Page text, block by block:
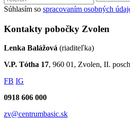
Súhlasím so spracovaním osobných
Kontakty pobočky Zvolen
Lenka Balážová (riaditeľka)
V.P. Tótha 17, 960 01, Zvolen, II.
FB IG
0918 606 000
zv@centrumbasic.sk